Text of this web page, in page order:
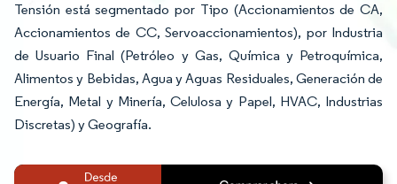
Tensión está segmentado por Tipo (Accionamientos de CA,
Accionamientos de CC, Servoaccionamientos), por Industria
de Usuario Final (Petróleo y Gas, Química y Petroquímica,
Alimentos y Bebidas, Agua y Aguas Residuales, Generación de
Energía, Metal y Minería, Celulosa y Papel, HVAC, Industrias
Discretas) y Geografía.